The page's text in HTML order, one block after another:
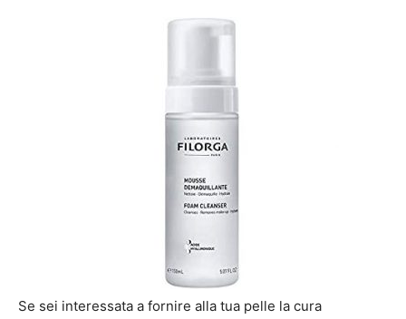
Se sei interessata a fornire alla tua pelle la cura